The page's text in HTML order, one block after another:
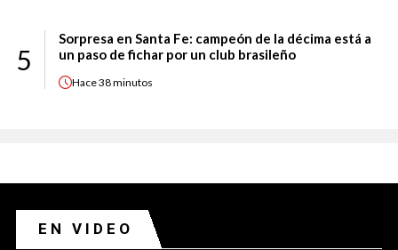
5
Sorpresa en Santa Fe: campeón de la décima está a
un paso de fichar por un club brasileño
Hace38 minutos
EN VIDEO